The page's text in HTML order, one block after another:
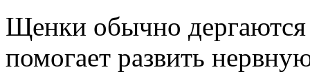
Щенки обычно дергаются
помогает развить